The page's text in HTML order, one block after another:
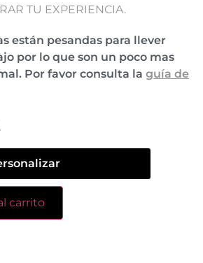
TU EXPERIENCIA.
están pesandas para llever
por lo que son un poco mas
Por favor consulta la guía de
carrito